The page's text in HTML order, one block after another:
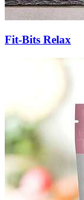
Fit-Bits Relax